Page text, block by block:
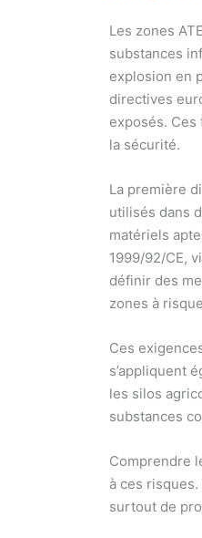
Les zones
substances
explosion en
directives
exposés.
la sécurité.
La première
utilisés dans
matériels
1999/92/CE,
définir des
zones à
Ces
s’appliquent
les silos
substances
Comprendre
à ces
surtout de